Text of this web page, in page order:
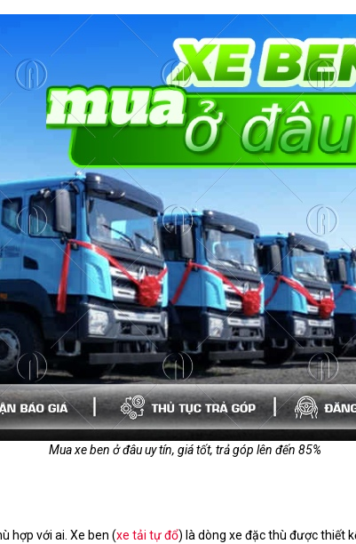
Mua xe ben ở đâu uy tín, giá tốt, trả góp lên đến 85%
hợp với ai. Xe ben (xe tải tự đổ) là dòng xe đặc thù được thiết